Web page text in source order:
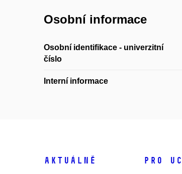
Osobní informace
Osobní identifikace - univerzitní
číslo
Interní informace
Aktuálně Pro